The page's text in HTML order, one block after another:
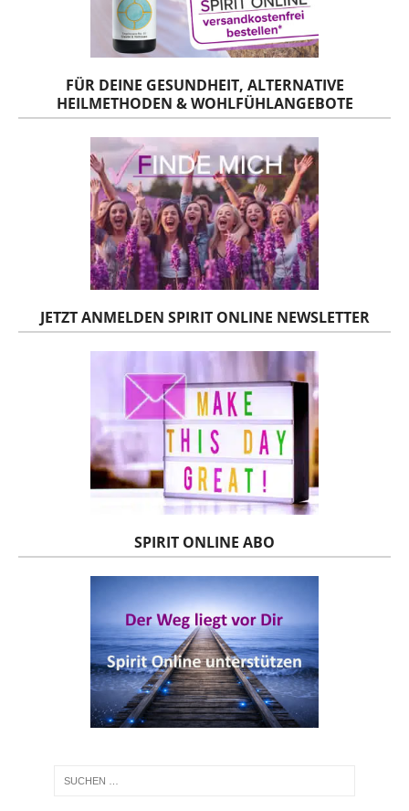
FÜR DEINE GESUNDHEIT, ALTERNATIVE
HEILMETHODEN & WOHLFÜHLANGEBOTE
JETZT ANMELDEN SPIRIT ONLINE NEWSLETTER
SPIRIT ONLINE ABO